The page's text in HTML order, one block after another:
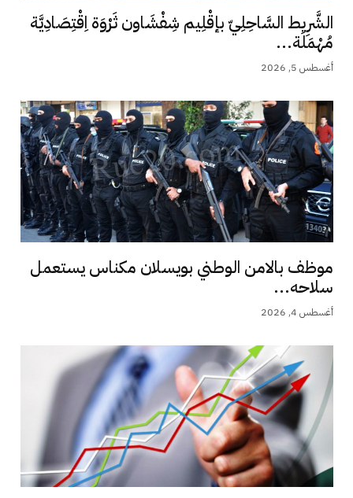
الشَّرِيط السَّاحِلِيّ بإقْلِيم شِفْشَاون ثَرْوَة اِقْتِصَادِيَّة
مُهْمَلَة...
أغسطس 5, 2026
موظف بالامن الوطني بويسلان مكناس يستعمل
سلاحه...
أغسطس 4, 2026